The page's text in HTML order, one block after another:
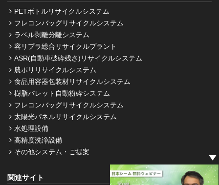
PETボトルリサイクルシステム
フレコンバッグリサイクルシステム
ラベル剥離分離システム
容リプラ総合リサイクルプラント
ASR(自動車破砕残さ)リサイクルシステム
農ポリリサイクルシステム
食品用容器包装材リサイクルシステム
樹脂パレット自動粉砕システム
フレコンバッグリサイクルシステム
太陽光パネルリサイクルシステム
水処理設備
高精度洗浄設備
その他システム・ご提案
関連サイト